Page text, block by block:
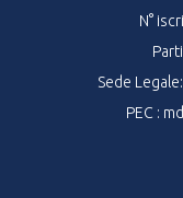
N°
Sede
PEC :